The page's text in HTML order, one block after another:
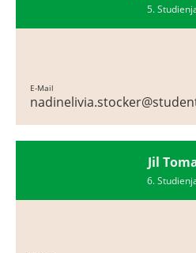
5.
E-Mail
Jil
6.